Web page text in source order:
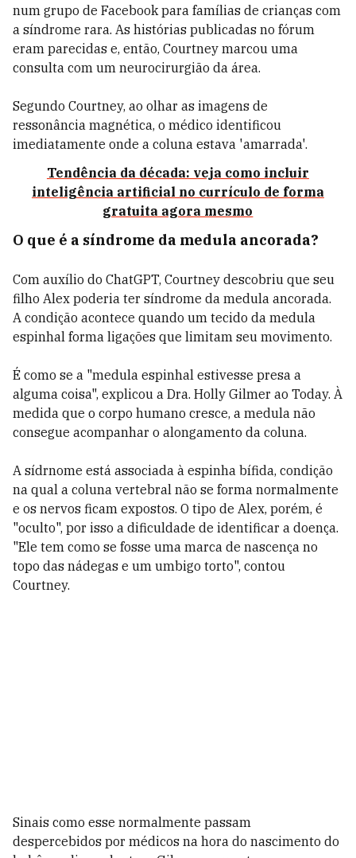
num grupo de Facebook para famílias de crianças com
a síndrome rara. As histórias publicadas no fórum
eram parecidas e, então, Courtney marcou uma
consulta com um neurocirurgião da área.
Segundo Courtney, ao olhar as imagens de
ressonância magnética, o médico identificou
imediatamente onde a coluna estava 'amarrada'.
Tendência da década: veja como incluir
inteligência artificial no currículo de forma
gratuita agora mesmo
O que é a síndrome da medula ancorada?
Com auxílio do ChatGPT, Courtney descobriu que seu
filho Alex poderia ter síndrome da medula ancorada.
A condição acontece quando um tecido da medula
espinhal forma ligações que limitam seu movimento.
É como se a "medula espinhal estivesse presa a
alguma coisa", explicou a Dra. Holly Gilmer ao Today. À
medida que o corpo humano cresce, a medula não
consegue acompanhar o alongamento da coluna.
A sídrnome está associada à espinha bífida, condição
na qual a coluna vertebral não se forma normalmente
e os nervos ficam expostos. O tipo de Alex, porém, é
"oculto", por isso a dificuldade de identificar a doença.
"Ele tem como se fosse uma marca de nascença no
topo das nádegas e um umbigo torto", contou
Courtney.
Sinais como esse normalmente passam
despercebidos por médicos na hora do nascimento do